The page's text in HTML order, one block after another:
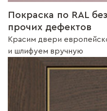
Покраска по RAL
прочих дефектов
Красим двери
и шлифуем вручную